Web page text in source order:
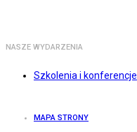
NASZE WYDARZENIA
Szkolenia i konferencje
MAPA STRONY